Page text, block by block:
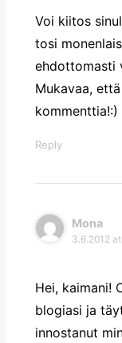
Voi kiitos
tosi
ehdottomasti
Mukavaa,
kommenttia!:)
Reply
Mona
3.6.2012
Hei, kaimani!
blogiasi ja
innostanut